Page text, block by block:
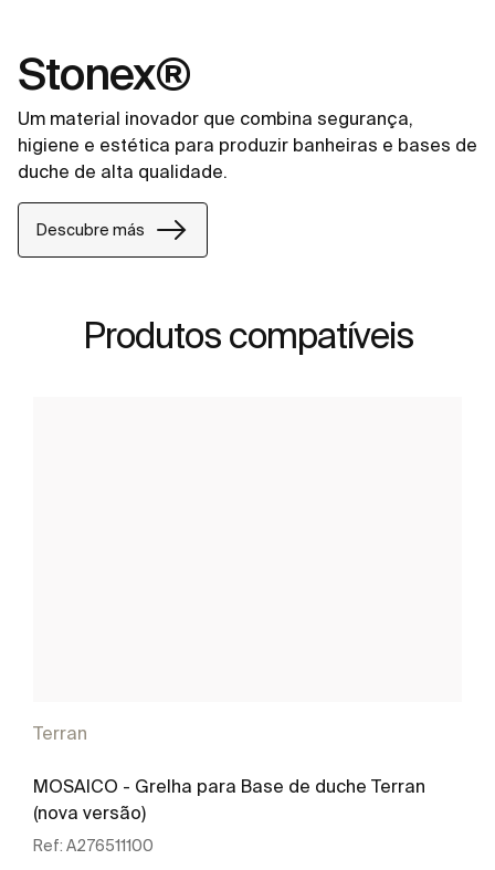
Stonex®
Um material inovador que combina segurança,
higiene e estética para produzir banheiras e bases de
duche de alta qualidade.
Descubre más
Produtos compatíveis
Terran
MOSAICO - Grelha para Base de duche Terran
(nova versão)
Ref: A276511100